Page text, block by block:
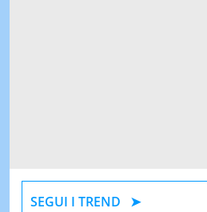
SEGUI I TREND